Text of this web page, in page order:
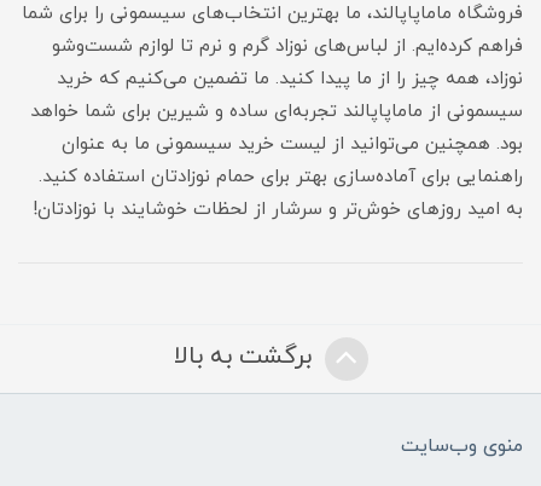
فروشگاه ماماپاپالند، ما بهترین انتخاب‌های سیسمونی را برای شما
فراهم کرده‌ایم. از لباس‌های نوزاد گرم و نرم تا لوازم شست‌و‌شو
نوزاد، همه چیز را از ما پیدا کنید. ما تضمین می‌کنیم که خرید
سیسمونی از ماماپاپالند تجربه‌ای ساده و شیرین برای شما خواهد
بود. همچنین می‌توانید از لیست خرید سیسمونی ما به عنوان
راهنمایی برای آماده‌سازی بهتر برای حمام نوزادتان استفاده کنید.
به امید روزهای خوش‌تر و سرشار از لحظات خوشایند با نوزادتان!
برگشت به بالا
منوی وب‌سایت